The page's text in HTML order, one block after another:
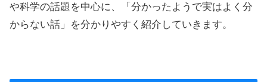
や科学の話題を中心に、「分かったようで実はよく分
からない話」を分かりやすく紹介していきます。